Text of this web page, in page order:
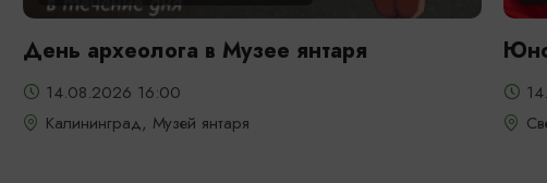
День археолога в Музее янтаря
14.08.2026 16:00
Калининград, Музей янтаря